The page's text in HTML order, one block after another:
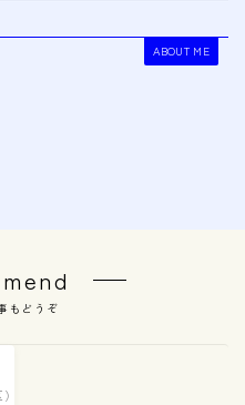
ABOUT ME
もどうぞ
練習の様子